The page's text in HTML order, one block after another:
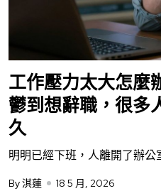
工作壓力太大怎麼
鬱到想辭職，很多
久
明明已經下班，人離開了辦公
By 淇蓮 18 5 月, 2026